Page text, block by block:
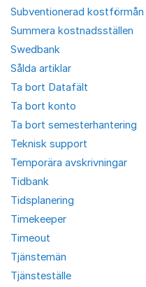
Subventionerad kostförmån
Summera kostnadsställen
Swedbank
Sålda artiklar
Ta bort Datafält
Ta bort konto
Ta bort semesterhantering
Teknisk support
Temporära avskrivningar
Tidbank
Tidsplanering
Timekeeper
Timeout
Tjänstemän
Tjänsteställe